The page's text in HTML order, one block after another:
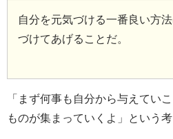
自分を元気づける一番良い方
づけてあげることだ。
「まず何事も自分から与えてい
ものが集まっていくよ」という考